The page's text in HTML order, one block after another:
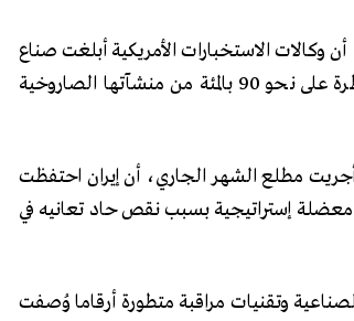
الاستخبارات الأمريكية أبلغت صناع
القرار بشكل سري، بأن طهران استعادت السيطرة على نحو 90 بالمئة من منشآتها الصاروخية
مطلع الشهر الجاري، أن إيران احتفظت
إستراتيجية بسبب نقص حاد تعانيه في
وتقنيات مراقبة متطورة أرقاما وُصفت